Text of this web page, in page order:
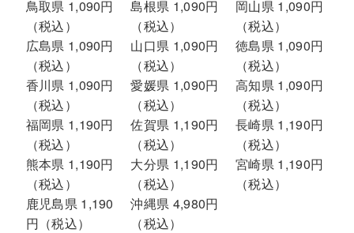
鳥取県 1,090円
（税込）
島根県 1,090円
（税込）
岡山県 1,090円
（税込）
広島県 1,090円
（税込）
山口県 1,090円
（税込）
徳島県 1,090円
（税込）
香川県 1,090円
（税込）
愛媛県 1,090円
（税込）
高知県 1,090円
（税込）
福岡県 1,190円
（税込）
佐賀県 1,190円
（税込）
長崎県 1,190円
（税込）
熊本県 1,190円
（税込）
大分県 1,190円
（税込）
宮崎県 1,190円
（税込）
鹿児島県 1,190
円（税込）
沖縄県 4,980円
（税込）